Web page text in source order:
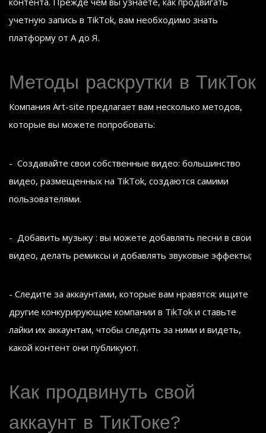
учетную запись в TikTok, вам необходимо знать
платформу от А до Я.
Методы раскрутки в ТикТок
Компания Art-site предлагает вам несколько методов,
которые вы можете попробовать:
- Создавайте свои собственные видео: большинство
видео, размещенных на TikTok, создаются самими
пользователями.
- Добавить музыку : вы можете добавлять песни в свои
видео, делать ремиксы и добавлять звуковые эффекты;
- Следите за аккаунтами, которые вам нравятся: ищите
другие конкурирующие компании в TikTok и ставьте
лайки их аккаунтам, чтобы следить за ними и видеть,
какой контент они публикуют.
Как продвинуть свой
аккаунт в ТикТоке?